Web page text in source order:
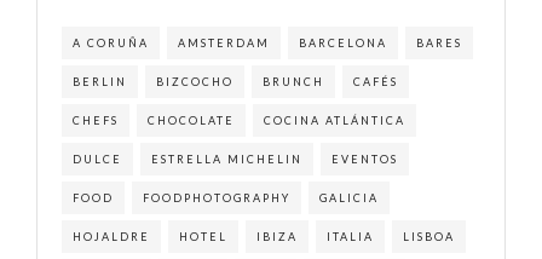
A CORUÑA AMSTERDAM BARCELONA BARES
BERLIN BIZCOCHO BRUNCH CAFÉS
CHEFS CHOCOLATE COCINA ATLÁNTICA
DULCE ESTRELLA MICHELIN EVENTOS
FOOD FOODPHOTOGRAPHY GALICIA
HOJALDRE HOTEL IBIZA ITALIA LISBOA